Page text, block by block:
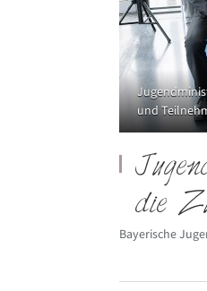
und
die
Bayerische